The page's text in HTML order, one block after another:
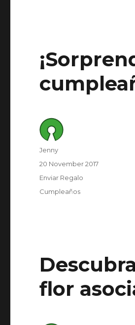
Author
Jenny
Posted
on
20 November 2017
Category
Enviar Regalo
Tags
Cumpleaños
flor